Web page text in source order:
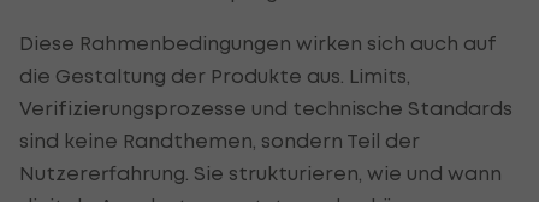
Diese Rahmenbedingungen wirken sich auch auf
die Gestaltung der Produkte aus. Limits,
Verifizierungsprozesse und technische Standards
sind keine Randthemen, sondern Teil der
Nutzererfahrung. Sie strukturieren, wie und wann